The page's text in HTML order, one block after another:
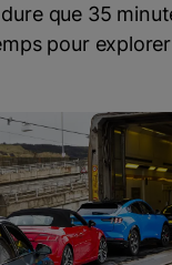
que 35
pour